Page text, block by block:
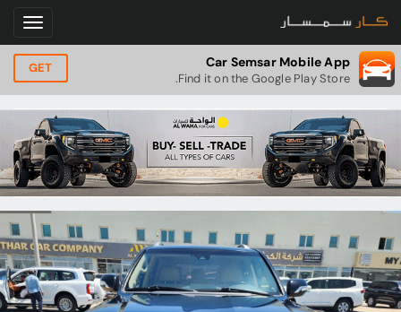
Car Semsar Mobile App
Find it on the Google Play Store.
GET